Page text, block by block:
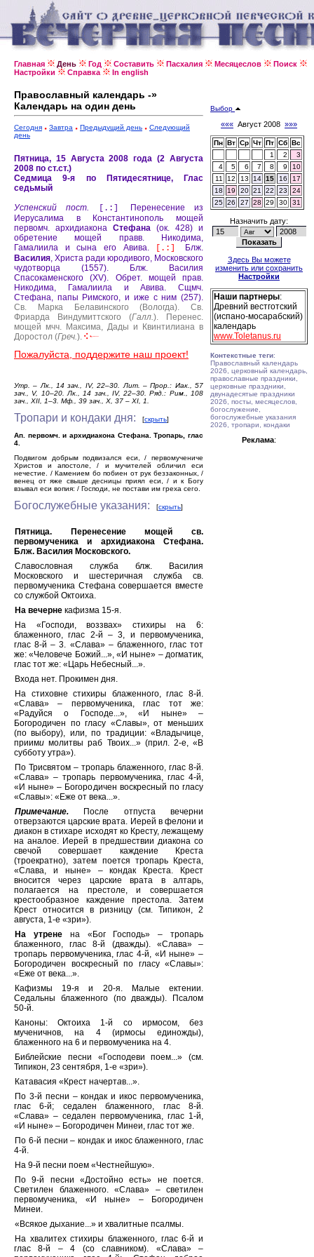
Главная День Год Составить Пасхалия Месяцеслов
Поиск
Настройки
Справка In english
Православный календарь -»
Календарь на один день
Сегодня Завтра Предыдущий день
Следующий
день
Пятница, 15 Августа 2008 года (2 Августа
2008 по ст.ст.)
Седмица 9-я по Пятидесятнице, Глас
седьмый
Успенский пост.
[.:]
Перенесение из
Иерусалима в Константинополь мощей
первомч. архидиакона Стефана (ок. 428) и
обретение мощей правв. Никодима,
Гамалиила и сына его Авива.
[.:]
Блж.
Василия, Христа ради юродивого, Московского
чудотворца (1557).
Блж. Василия
Спасокаменского (XV). Обрет. мощей прав.
Никодима, Гамалиила и Авива. Сщмч.
Стефана, папы Римского, и иже с ним (257).
Св. Марка Белавинского (Вологда).
Св.
Фриарда Виндумиттского (Галл.).
Перенес.
мощей мчч. Максима, Дады и Квинтилиана в
Доростол (Греч.).
Пожалуйста, поддержите наш проект!
Утр. – Лк., 14 зач., IV, 22–30. Лит. – Прор.: Иак., 57
зач., V, 10–20. Лк., 14 зач., IV, 22–30. Ряд.: Рим., 108
зач., XII, 1–3. Мф., 39 зач., X, 37 – XI, 1.
Тропари и кондаки дня: [скрыть]
Ап. первомч. и архидиакона Стефана. Тропарь, глас
4.
Подвигом добрым подвизался еси, / первомучениче
Христов и апостоле, / и мучителей обличил еси
нечестие. / Камением бо побиен от рук беззаконных, /
венец от яже свыше десницы приял еси, / и к Богу
взывал еси вопия: / Господи, не постави им греха сего.
Богослужебные указания: [скрыть]
Пятница. Перенесение мощей св.
первомученика и архидиакона Стефана.
Блж. Василия Московского.
Славословная служба блж. Василия
Московского и шестеричная служба св.
первомученика Стефана совершается вместе
со службой Октоиха.
На вечерне кафизма 15-я.
На «Господи, воззвах» стихиры на 6:
блаженного, глас 2-й – 3, и первомученика,
глас 8-й – 3. «Слава» – блаженного, глас тот
же: «Человече Божий...», «И ныне» – догматик,
глас тот же: «Царь Небесный...».
Входа нет. Прокимен дня.
На стиховне стихиры блаженного, глас 8-й.
«Слава» – первомученика, глас тот же:
«Радуйся о Господе...», «И ныне» –
Богородичен по гласу «Славы», от меньших
(по выбору), или, по традиции: «Владычице,
приими молитвы раб Твоих...» (прил. 2-е, «В
субботу утра»).
По Трисвятом – тропарь блаженного, глас 8-й.
«Слава» – тропарь первомученика, глас 4-й,
«И ныне» – Богородичен воскресный по гласу
«Славы»: «Еже от века...».
Примечание.
После отпуста вечерни
отверзаются царские врата. Иерей в фелони и
диакон в стихаре исходят ко Кресту, лежащему
на аналое. Иерей в предшествии диакона со
свечой совершает каждение Креста
(троекратно), затем поется тропарь Креста,
«Слава, и ныне» – кондак Креста. Крест
вносится через царские врата в алтарь,
полагается на престоле, и совершается
крестообразное каждение престола. Затем
Крест относится в ризницу (см. Типикон, 2
августа, 1-е «зри»).
На утренена «Бог Господь» – тропарь
блаженного, глас 8-й (дважды). «Слава» –
тропарь первомученика, глас 4-й, «И ныне» –
Богородичен воскресный по гласу «Славы»:
«Еже от века...».
Кафизмы 19-я и 20-я. Малые ектении.
Седальны блаженного (по дважды). Псалом
50-й.
Каноны: Октоиха 1-й со ирмосом, без
мученичнов, на 4 (ирмосы единожды),
блаженного на 6 и первомученика на 4.
Библейские песни «Господеви поем...» (см.
Типикон, 23 сентября, 1-е «зри»).
Катавасия «Крест начертав...».
По 3-й песни – кондак и икос первомученика,
глас 6-й; седален блаженного, глас 8-й.
«Слава» – седален первомученика, глас 1-й,
«И ныне» – Богородичен Минеи, глас тот же.
По 6-й песни – кондак и икос блаженного, глас
4-й.
На 9-й песни поем «Честнейшую».
По 9-й песни «Достойно есть» не поется.
Светилен блаженного. «Слава» – светилен
первомученика, «И ныне» – Богородичен
Минеи.
«Всякое дыхание...» и хвалитные псалмы.
На хвалитех стихиры блаженного, глас 6-й и
глас 8-й – 4 (со славником). «Слава» –
Выбор
««« Август 2008 »»»
Пн Вт Ср Чт Пт Сб Вс
1
2
3
4
5 6 7 8 9
10
11
12 13 14 15 16
17
18
19 20 21 22 23
24
25 26 27 28 29 30 31
Назначить дату:
Здесь Вы можете
изменить или сохранить
Настройки
Наши партнеры:
Древний вестготский
(испано-мосарабский)
календарь
www.Toletanus.ru
Контекстные теги:
Православный календарь
2026, церковный календарь,
православные праздники,
церковные праздники,
двунадесятые праздники
2026, посты, месяцеслов,
богослужение,
богослужебные указания
2026, тропари, кондаки
Реклама: